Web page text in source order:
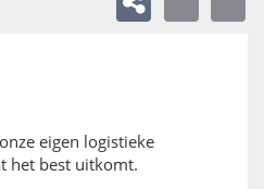
eigen logistieke
het best uitkomt.